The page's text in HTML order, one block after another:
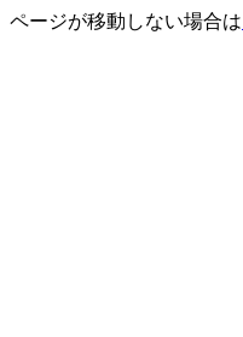
ページが移動しない場合は